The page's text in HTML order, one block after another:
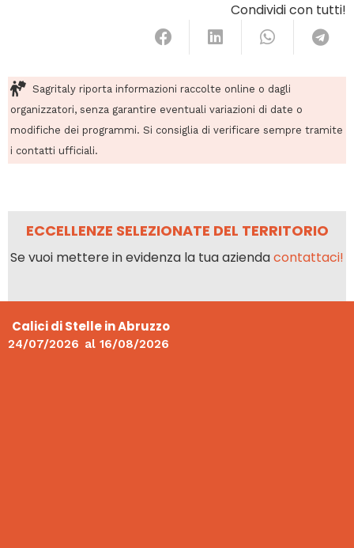
Condividi con tutti!
Sagritaly riporta informazioni raccolte online o dagli
organizzatori, senza garantire eventuali variazioni di date o
modifiche dei programmi. Si consiglia di verificare sempre tramite
i contatti ufficiali.
ECCELLENZE SELEZIONATE DEL TERRITORIO
Se vuoi mettere in evidenza la tua aziendacontattaci!
Calici di Stelle in Abruzzo
24/07/2026 al 16/08/2026